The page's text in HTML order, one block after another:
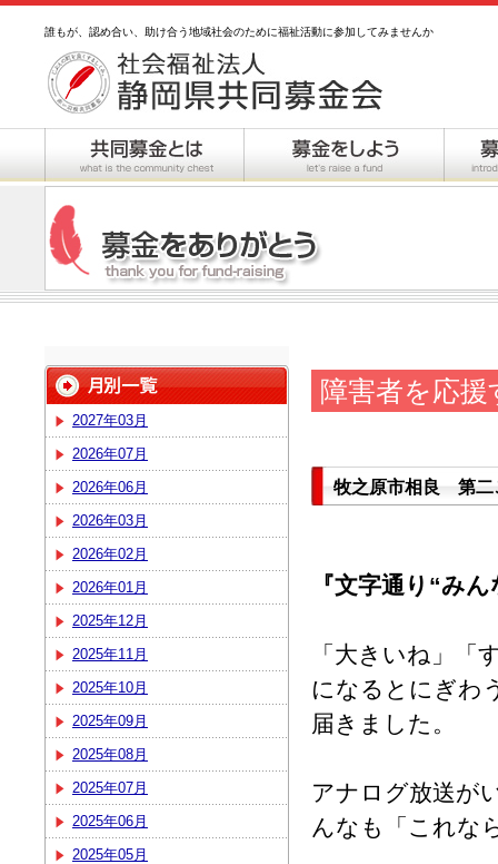
誰もが、認め合い、助け合う地域社会のために福祉活動に参加してみませんか
2027年03月
2026年07月
2026年06月
2026年03月
2026年02月
2026年01月
2025年12月
2025年11月
2025年10月
2025年09月
2025年08月
2025年07月
2025年06月
2025年05月
障害者を応
牧之原市相良 第二
『文字通り“み
「大きいね」「
になるとにぎわ
届きました。
アナログ放送が
んなも「これな